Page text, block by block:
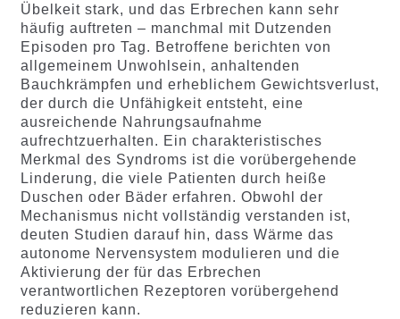
Übelkeit stark, und das Erbrechen kann sehr
häufig auftreten – manchmal mit Dutzenden
Episoden pro Tag. Betroffene berichten von
allgemeinem Unwohlsein, anhaltenden
Bauchkrämpfen und erheblichem Gewichtsverlust,
der durch die Unfähigkeit entsteht, eine
ausreichende Nahrungsaufnahme
aufrechtzuerhalten. Ein charakteristisches
Merkmal des Syndroms ist die vorübergehende
Linderung, die viele Patienten durch heiße
Duschen oder Bäder erfahren. Obwohl der
Mechanismus nicht vollständig verstanden ist,
deuten Studien darauf hin, dass Wärme das
autonome Nervensystem modulieren und die
Aktivierung der für das Erbrechen
verantwortlichen Rezeptoren vorübergehend
reduzieren kann.